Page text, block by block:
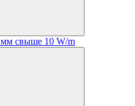
свыше 10 W/m